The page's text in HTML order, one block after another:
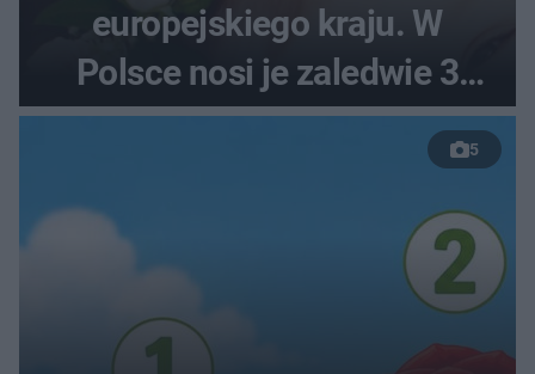
europejskiego kraju. W
Polsce nosi je zaledwie 3
kobiety
5